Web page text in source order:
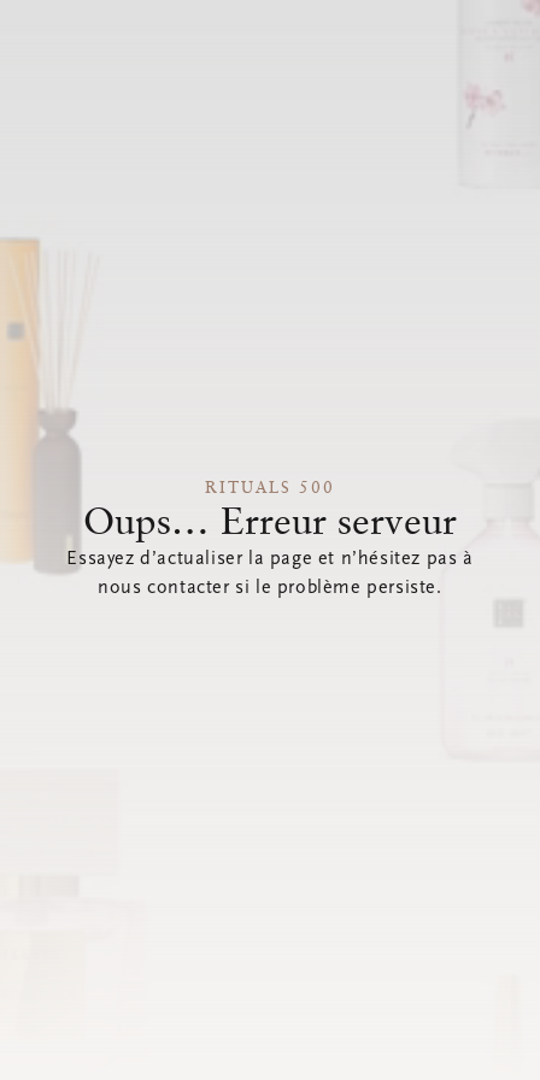
RITUALS 500
Oups… Erreur serveur
Essayez d’actualiser la page et n’hésitez pas à
nous contacter si le problème persiste.